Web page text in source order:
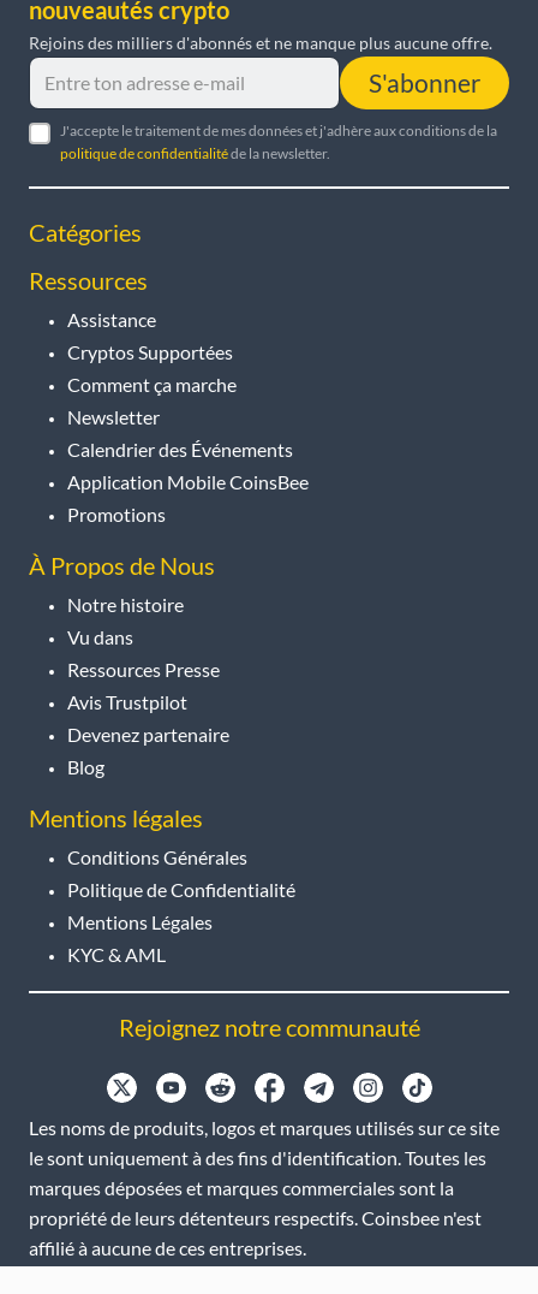
nouveautés crypto
Rejoins des milliers d'abonnés et ne manque plus aucune offre.
S'abonner
J'accepte le traitement de mes données et j'adhère aux conditions de la
politique de confidentialitéde la newsletter.
Catégories
Ressources
Assistance
Cryptos Supportées
Comment ça marche
Newsletter
Calendrier des Événements
Application Mobile CoinsBee
Promotions
À Propos de Nous
Notre histoire
Vu dans
Ressources Presse
Avis Trustpilot
Devenez partenaire
Blog
Mentions légales
Conditions Générales
Politique de Confidentialité
Mentions Légales
KYC & AML
Rejoignez notre communauté
Les noms de produits, logos et marques utilisés sur ce site
le sont uniquement à des fins d'identification. Toutes les
marques déposées et marques commerciales sont la
propriété de leurs détenteurs respectifs. Coinsbee n'est
affilié à aucune de ces entreprises.